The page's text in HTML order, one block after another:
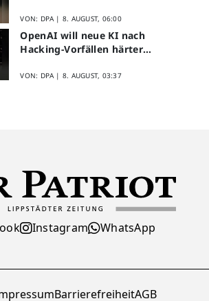
VON: DPA | 8. AUGUST, 06:00
OpenAI will neue KI nach
Hacking-Vorfällen härter
VON: DPA | 8. AUGUST, 03:37
Instagram WhatsApp
BarrierefreiheitAGB